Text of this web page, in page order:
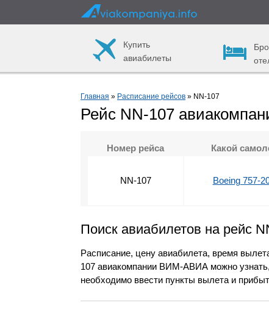
Купить
авиабилеты
Главная » Расписание рейсов » NN-107
Рейс NN-107
Номер рейса Какой
NN-107 Boeing 757-
Поиск авиабилетов на рейс
Расписание, цену авиабилета, время
107 авиакомпании ВИМ-АВИА можно
необходимо ввести пункты вылета и